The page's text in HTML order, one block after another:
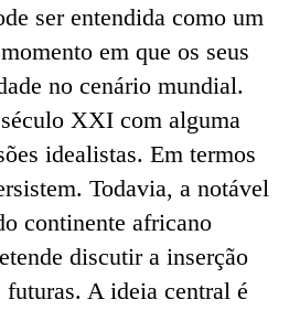
ser entendida como um
em que os seus
no cenário mundial.
XXI com alguma
idealistas. Em termos
Todavia, a notável
continente africano
discutir a inserção
A ideia central é